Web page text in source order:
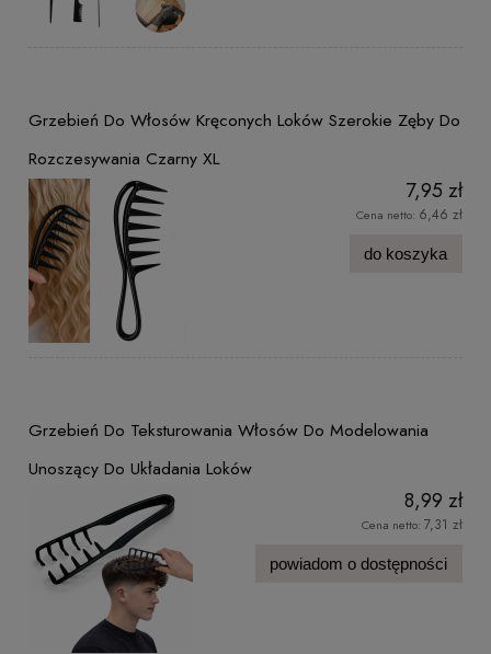
Grzebień Do Włosów Kręconych Loków Szerokie Zęby Do
Rozczesywania Czarny XL
7,95 zł
Cena netto: 6,46 zł
do koszyka
Grzebień Do Teksturowania Włosów Do Modelowania
Unoszący Do Układania Loków
8,99 zł
Cena netto: 7,31 zł
powiadom o dostępności